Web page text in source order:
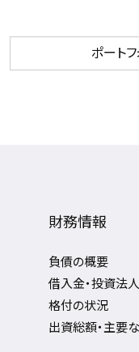
ポート
財務情報
負債の概要
借入金・投資法
格付の状況
出資総額・主要